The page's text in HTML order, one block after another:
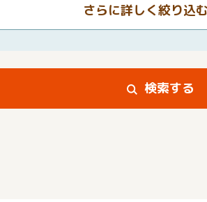
さらに詳しく絞り込む
検索する